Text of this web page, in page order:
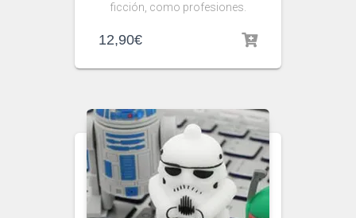
ficción, como profesiones.
12,90€